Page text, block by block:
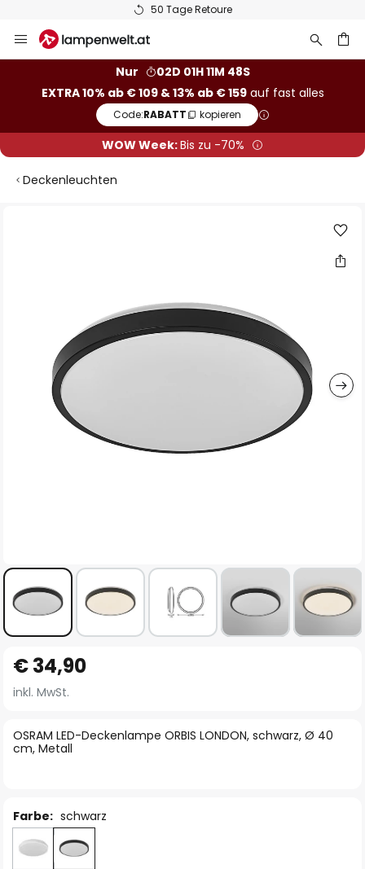
50 Tage Retoure
Inhalt
Nur
02D 01H 11M 47S
EXTRA 10% ab € 109 & 13% ab € 159auf fast alles
Code:RABATT kopieren
WOW Week:Bis zu -70%
Deckenleuchten
Anfang
der
springen
OSRAM LED-Deckenlampe ORBIS LONDON, schwarz, Ø 40
cm, Metall
€ 34,90
inkl. MwSt.
Farbe: schwarz